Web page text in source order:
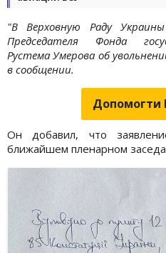
"В Верховную Раду
Председателя Фонда
Рустема Умерова об
в сообщении.
Допомогти
Он добавил, что
ближайшем пленарном